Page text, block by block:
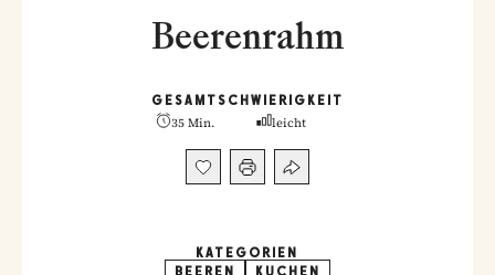
Beerenrahm
GESAMT
35 Min.
SCHWIERIGKEIT
leicht
KATEGORIEN
BEEREN
KUCHEN